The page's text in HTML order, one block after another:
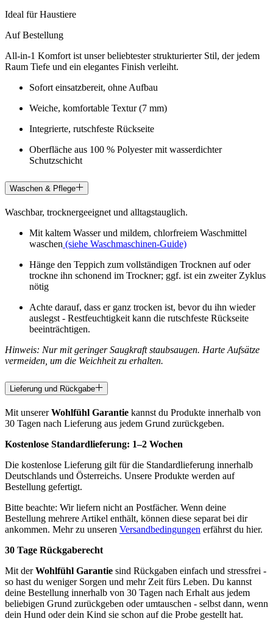
Ideal für Haustiere
Auf Bestellung
All-in-1 Komfort ist unser beliebtester strukturierter Stil, der jedem
Raum Tiefe und ein elegantes Finish verleiht.
Sofort einsatzbereit, ohne Aufbau
Weiche, komfortable Textur (7 mm)
Integrierte, rutschfeste Rückseite
Oberfläche aus 100 % Polyester mit wasserdichter
Schutzschicht
Waschen & Pflege
Waschbar, trocknergeeignet und alltagstauglich.
Mit kaltem Wasser und mildem, chlorfreiem Waschmittel
waschen (siehe Waschmaschinen-Guide)
Hänge den Teppich zum vollständigen Trocknen auf oder
trockne ihn schonend im Trockner; ggf. ist ein zweiter Zyklus
nötig
Achte darauf, dass er ganz trocken ist, bevor du ihn wieder
auslegst - Restfeuchtigkeit kann die rutschfeste Rückseite
beeinträchtigen.
Hinweis: Nur mit geringer Saugkraft staubsaugen. Harte Aufsätze
vermeiden, um die Weichheit zu erhalten.
Lieferung und Rückgabe
Mit unsererWohlfühl Garantie kannst du Produkte innerhalb von
30 Tagen nach Lieferung aus jedem Grund zurückgeben.
Kostenlose Standardlieferung: 1–2 Wochen
Die kostenlose Lieferung gilt für die Standardlieferung innerhalb
Deutschlands und Österreichs. Unsere Produkte werden auf
Bestellung gefertigt.
Bitte beachte: Wir liefern nicht an Postfächer. Wenn deine
Bestellung mehrere Artikel enthält, können diese separat bei dir
ankommen. Mehr zu unseren Versandbedingungen erfährst du hier.
30 Tage Rückgaberecht
Mit derWohlfühl Garantie sind Rückgaben einfach und stressfrei -
so hast du weniger Sorgen und mehr Zeit fürs Leben. Du kannst
deine Bestellung innerhalb von 30 Tagen nach Erhalt aus jedem
beliebigen Grund zurückgeben oder umtauschen - selbst dann, wenn
dein Hund oder dein Kind sie schon auf die Probe gestellt hat.